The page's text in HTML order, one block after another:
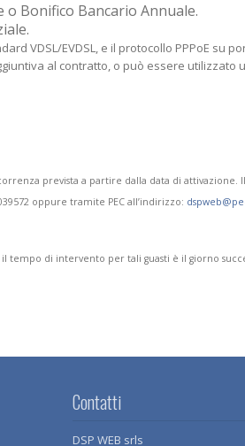
o Bonifico Bancario Annuale.
VDSL/EVDSL, e il protocollo PPPoE su
al contratto, o può essere utilizzato
prevista a partire dalla data di
oppure tramite PEC all’indirizzo:
di intervento per tali guasti è il giorno
Contatti
DSP WEB srls